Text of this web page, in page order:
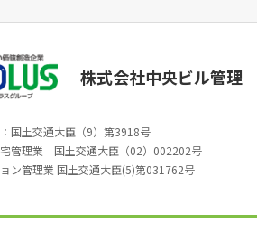
株式会社中央ビル管理
国土交通大臣（9）第3918号
管理業 国土交通大臣（02）002202号
ン管理業 国土交通大臣(5)第031762号